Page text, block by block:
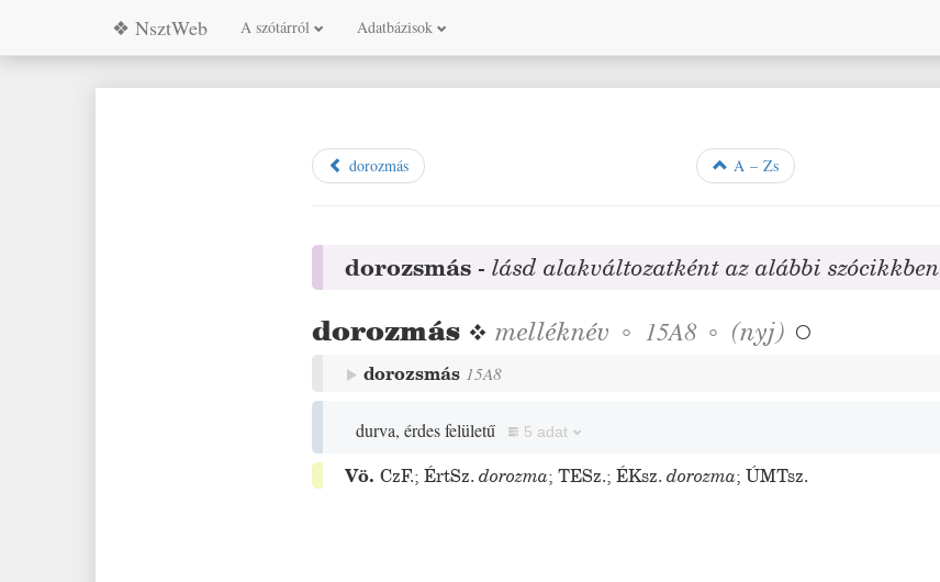
❖ NsztWeb A szótárról Adatbázisok
dorozmás A – Zs
dorozsmás -lásd alakváltozatként az alábbi szócikkben
dorozmás ❖melléknév ◦ 15A8 ◦ (nyj) 
dorozsmás 15A8
durva, érdes felületű 5 adat
Vö.CzF.;ÉrtSz. dorozma;TESz.;ÉKsz. dorozma;ÚMTsz.